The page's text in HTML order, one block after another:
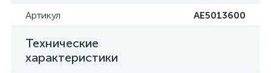
Артикул AE5013600
Технические
характеристики